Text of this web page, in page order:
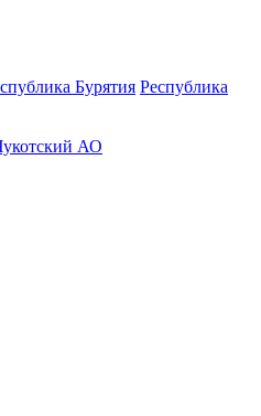
Бурятия Республика
АО